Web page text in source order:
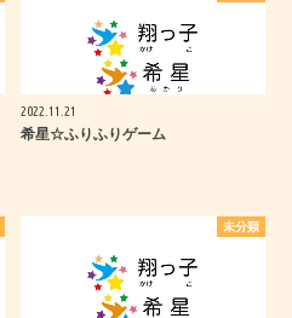
2022.11.21
希星☆ふりふりゲーム
未分類